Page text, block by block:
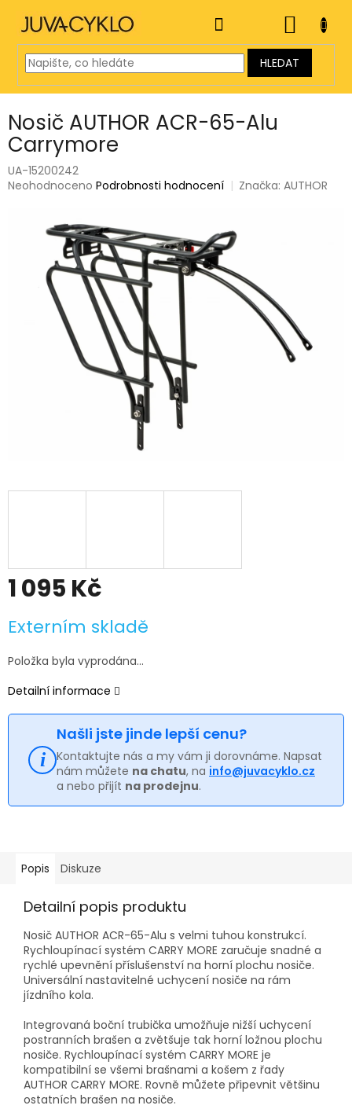
obsah
HLEDAT
KOŠÍK
Nosič AUTHOR ACR-65-Alu
Carrymore
UA-15200242
Průměrné
hvězdiček.
Neohodnoceno Podrobnosti hodnocení Značka:AUTHOR
1 095 Kč
cena:
Externím skladě
Položka byla vyprodána…
Detailní informace
Našli jste jinde lepší cenu?
Kontaktujte nás a my vám ji dorovnáme. Napsat
nám můžete na chatu, na info@juvacyklo.cz
a nebo přijít na prodejnu.
Popis Diskuze
Detailní popis produktu
Nosič AUTHOR ACR-65-Alu s velmi tuhou konstrukcí.
Rychloupínací systém CARRY MORE zaručuje snadné a
rychlé upevnění příslušenství na horní plochu nosiče.
Universální nastavitelné uchycení nosiče na rám
jízdního kola.
Integrovaná boční trubička umožňuje nižší uchycení
postranních brašen a zvětšuje tak horní ložnou plochu
nosiče. Rychloupínací systém CARRY MORE je
kompatibilní se všemi brašnami a košem z řady
AUTHOR CARRY MORE. Rovně můžete připevnit většinu
ostatních brašen na nosiče.